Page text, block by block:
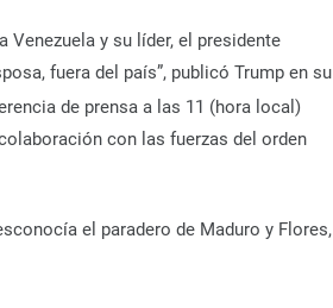
Venezuela y su líder, el presidente
fuera del país”, publicó Trump en su
de prensa a las 11 (hora local)
con las fuerzas del orden
el paradero de Maduro y Flores,